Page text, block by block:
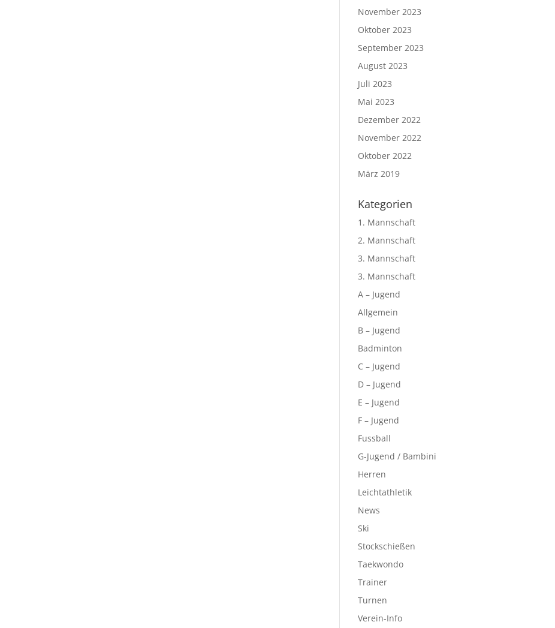
November 2023
Oktober 2023
September 2023
August 2023
Juli 2023
Mai 2023
Dezember 2022
November 2022
Oktober 2022
März 2019
Kategorien
1. Mannschaft
2. Mannschaft
3. Mannschaft
3. Mannschaft
A – Jugend
Allgemein
B – Jugend
Badminton
C – Jugend
D – Jugend
E – Jugend
F – Jugend
Fussball
G-Jugend / Bambini
Herren
Leichtathletik
News
Ski
Stockschießen
Taekwondo
Trainer
Turnen
Verein-Info